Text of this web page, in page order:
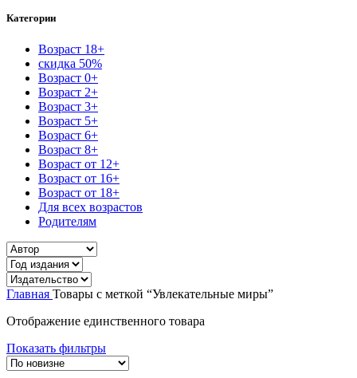
Категории
Возраст 18+
скидка 50%
Возраст 0+
Возраст 2+
Возраст 3+
Возраст 5+
Возраст 6+
Возраст 8+
Возраст от 12+
Возраст от 16+
Возраст от 18+
Для всех возрастов
Родителям
Главная Товары с меткой “Увлекательные миры”
Отображение единственного товара
Показать фильтры